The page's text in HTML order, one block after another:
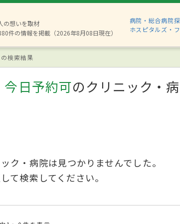
の想いを取材
件の情報を掲載（2026年8月08日現在）
病院・総合病院
ホスピタルズ・
検索結果
日予約可のクリニック・
ク・病院は見つかりませんでした。
て検索してください。